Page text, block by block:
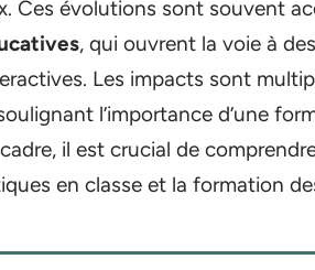
Ces évolutions sont souvent
, qui ouvrent la voie à
Les impacts sont
l’importance d’une
il est crucial de
en classe et la formation